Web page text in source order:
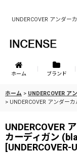
UNDERCOVER アンダー
ホーム ブランド
ホーム > UNDERCOVER ア
> UNDERCOVER アンダー
UNDERCOVER
カーディガン
[UNDERCOVER-